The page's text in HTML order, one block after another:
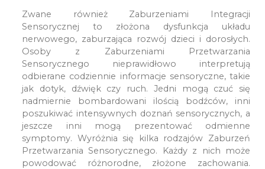
Zwane również Zaburzeniami Integracji
Sensorycznej to złożona dysfunkcja układu
nerwowego, zaburzająca rozwój dzieci i dorosłych.
Osoby z Zaburzeniami Przetwarzania
Sensorycznego nieprawidłowo interpretują
odbierane codziennie informacje sensoryczne, takie
jak dotyk, dźwięk czy ruch. Jedni mogą czuć się
nadmiernie bombardowani ilością bodźców, inni
poszukiwać intensywnych doznań sensorycznych, a
jeszcze inni mogą prezentować odmienne
symptomy. Wyróżnia się kilka rodzajów Zaburzeń
Przetwarzania Sensorycznego. Każdy z nich może
powodować różnorodne, złożone zachowania.